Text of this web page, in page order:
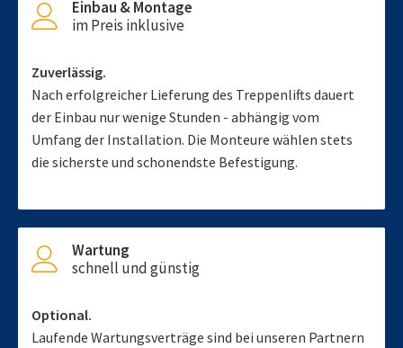
Einbau & Montage
im Preis inklusive
Zuverlässig.
Nach erfolgreicher Lieferung des Treppenlifts dauert
der Einbau nur wenige Stunden - abhängig vom
Umfang der Installation. Die Monteure wählen stets
die sicherste und schonendste Befestigung.
Wartung
schnell und günstig
Optional.
Laufende Wartungsverträge sind bei unseren Partnern